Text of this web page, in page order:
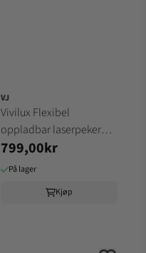
VJ
Vivilux Flexibel
oppladbar laserpeker
lampe
799,00kr
På lager
Kjøp